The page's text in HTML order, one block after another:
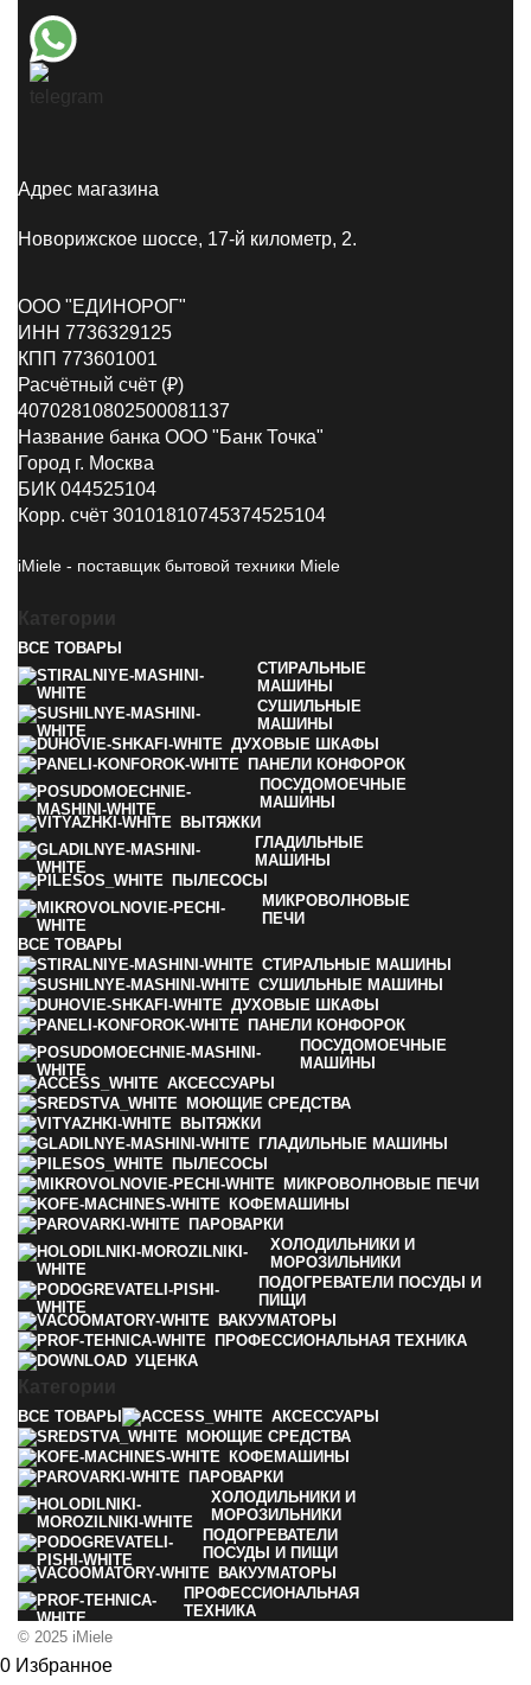
Адрес магазина
Новорижское шоссе, 17-й километр, 2.
ООО "ЕДИНОРОГ"
ИНН 7736329125
КПП 773601001
Расчётный счёт (₽)
40702810802500081137
Название банка ООО "Банк Точка"
Город г. Москва
БИК 044525104
Корр. счёт 30101810745374525104
iMiele - поставщик бытовой техники Miele
Категории
ВСЕ ТОВАРЫ
СТИРАЛЬНЫЕ
МАШИНЫ
СУШИЛЬНЫЕ
МАШИНЫ
ДУХОВЫЕ ШКАФЫ
ПАНЕЛИ КОНФОРОК
ПОСУДОМОЕЧНЫЕ
МАШИНЫ
ВЫТЯЖКИ
ГЛАДИЛЬНЫЕ
МАШИНЫ
ПЫЛЕСОСЫ
МИКРОВОЛНОВЫЕ
ПЕЧИ
ВСЕ ТОВАРЫ
СТИРАЛЬНЫЕ МАШИНЫ
СУШИЛЬНЫЕ МАШИНЫ
ДУХОВЫЕ ШКАФЫ
ПАНЕЛИ КОНФОРОК
ПОСУДОМОЕЧНЫЕ
МАШИНЫ
АКСЕССУАРЫ
МОЮЩИЕ СРЕДСТВА
ВЫТЯЖКИ
ГЛАДИЛЬНЫЕ МАШИНЫ
ПЫЛЕСОСЫ
МИКРОВОЛНОВЫЕ ПЕЧИ
КОФЕМАШИНЫ
ПАРОВАРКИ
ХОЛОДИЛЬНИКИ И
МОРОЗИЛЬНИКИ
ПОДОГРЕВАТЕЛИ ПОСУДЫ И
ПИЩИ
ВАКУУМАТОРЫ
ПРОФЕССИОНАЛЬНАЯ ТЕХНИКА
УЦЕНКА
Категории
ВСЕ ТОВАРЫ
АКСЕССУАРЫ
МОЮЩИЕ СРЕДСТВА
КОФЕМАШИНЫ
ПАРОВАРКИ
ХОЛОДИЛЬНИКИ И
МОРОЗИЛЬНИКИ
ПОДОГРЕВАТЕЛИ
ПОСУДЫ И ПИЩИ
ВАКУУМАТОРЫ
ПРОФЕССИОНАЛЬНАЯ
ТЕХНИКА
© 2025 iMiele
0 Избранное